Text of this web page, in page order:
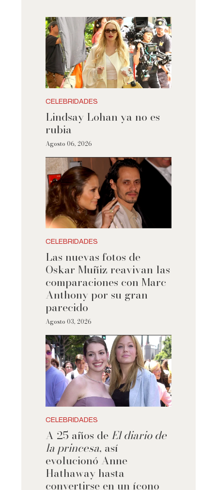
CELEBRIDADES
Lindsay Lohan ya no es
rubia
Agosto 06, 2026
CELEBRIDADES
Las nuevas fotos de
Oskar Muñiz reavivan las
comparaciones con Marc
Anthony por su gran
parecido
Agosto 03, 2026
CELEBRIDADES
A 25 años de El diario de
la princesa, así
evolucionó Anne
Hathaway hasta
convertirse en un ícono